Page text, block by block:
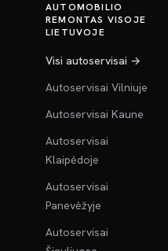
AUTOMOBILIO
REMONTAS VISOJE
LIETUVOJE
Visi autoservisai →
Autoservisai Vilniuje
Autoservisai Kaune
Autoservisai
Klaipėdoje
Autoservisai
Panevėžyje
Autoservisai